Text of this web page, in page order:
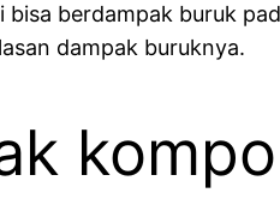
bisa berdampak buruk
dampak buruknya.